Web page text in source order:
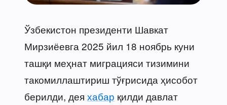
Ўзбекистон президенти Шавкат
Мирзиёевга 2025 йил 18 ноябрь куни
ташқи меҳнат миграцияси тизимини
такомиллаштириш тўғрисида ҳисобот
берилди, дея хабар қилди давлат